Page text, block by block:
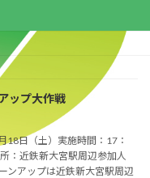
ップ大作戦
18日（土）実施時間：17：
：近鉄新大宮駅周辺参加人
ンアップは近鉄新大宮駅周辺